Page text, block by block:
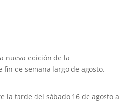
nueva edición de la
fin de semana largo de agosto.
la tarde del sábado 16 de agosto a